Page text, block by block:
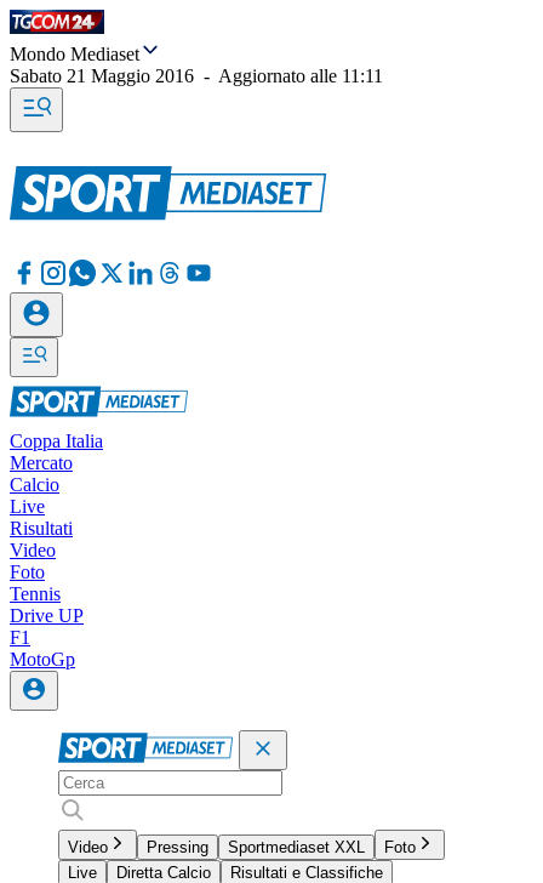
Mondo Mediaset
Sabato 21 Maggio 2016 - Aggiornato alle 11:11
Coppa Italia
Mercato
Calcio
Live
Risultati
Video
Foto
Tennis
Drive UP
F1
MotoGp
Video Pressing Sportmediaset XXL
Foto
Live
Diretta Calcio
Risultati e Classifiche